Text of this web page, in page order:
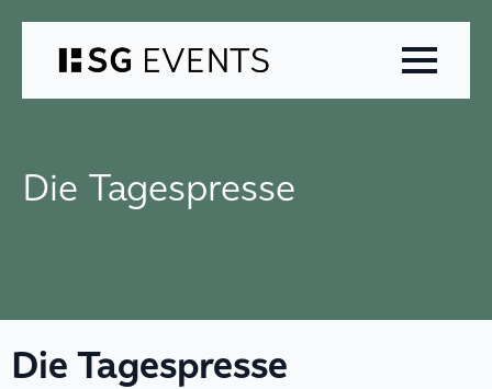
springen
Die Tagespresse
Die Tagespresse